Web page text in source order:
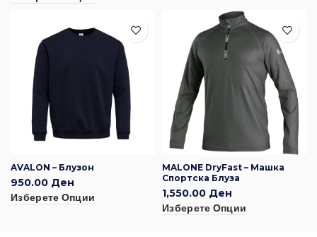
AVALON – Блузон
950.00 Ден
Изберете Опции
MALONE DryFast – Машка
Спортска Блуза
1,550.00 Ден
Изберете Опции